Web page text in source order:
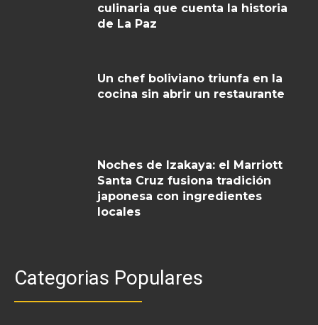
culinaria que cuenta la historia
de La Paz
Un chef boliviano triunfa en la
cocina sin abrir un restaurante
Noches de Izakaya: el Marriott
Santa Cruz fusiona tradición
japonesa con ingredientes
locales
Categorias Populares